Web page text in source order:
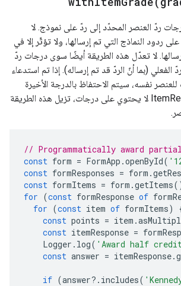
ردّ العنصر المحدّد إلى ردّ على نموذج. لا
ردود النماذج التي تم إرسالها، ولا تؤثّر إلا في
لا تعدّل هذه الطريقة أيضًا سوى درجات ردّ
الفعلي (بما أنّ الردّ قد تم إرساله). إذا تم استدعاء
نفسه، سيتم الاحتفاظ بالدرجة الأخيرة
فقط. إذا كان ItemResponse لا يحتوي على درجات، تزيل هذه الطريقة
// Programmatically award
const form = FormApp .openById(
const formResponses = form .
const formItems = form .getItems
for (const formResponse of
for (const item of formItems)
const points = item .
const itemResponse =
Logger . log( 'Award half
const answer = itemResponse.
if (answer? . includes(